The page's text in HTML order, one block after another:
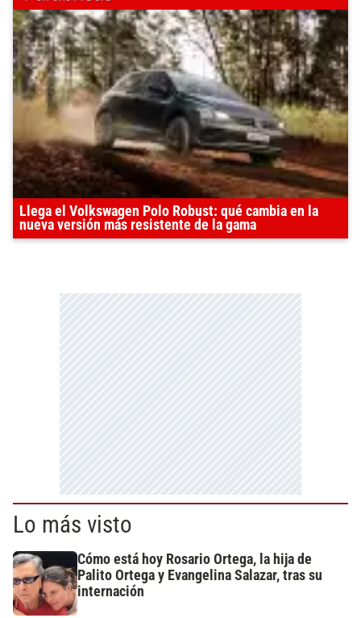
Llega el Volkswagen Polo Robust: qué cambia en la
nueva versión más resistente de la gama
Lo más visto
Cómo está hoy Rosario Ortega, la hija de
Palito Ortega y Evangelina Salazar, tras su
internación